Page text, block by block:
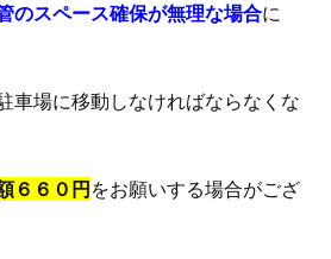
のスペース確保が無理な場合に
車場に移動しなければならなくな
６６０円 をお願いする場合がござ